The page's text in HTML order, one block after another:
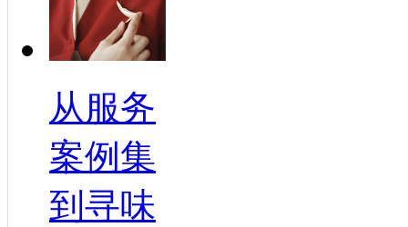
从服务
案例集
到寻味